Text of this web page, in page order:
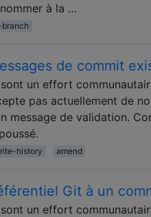
à la …
de commit
un effort
pas actuellement de
message de validation.
history amend
Git à un
un effort